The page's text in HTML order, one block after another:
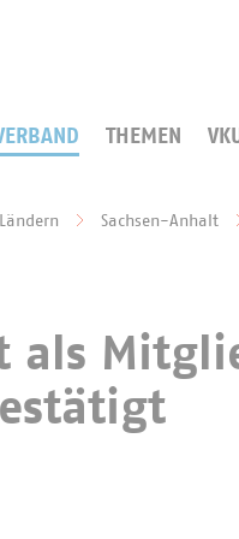
THEMEN
Sachsen-Anhalt
als